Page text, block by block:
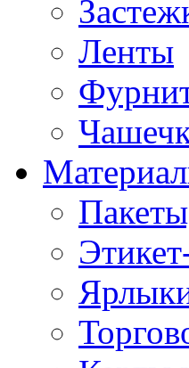
Ленты